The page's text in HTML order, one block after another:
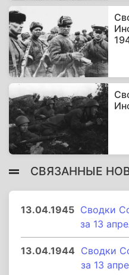
СВЯЗАННЫЕ
13.04.1945 Сводки
за 13
13.04.1944 Сводки
за 13